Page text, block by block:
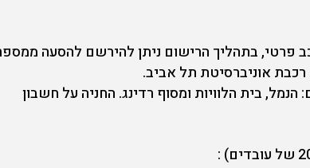
פרטי, בתהליך הרישום ניתן להירשם להסעה
אוניברסיטת תל אביב.
בית הלוויות ומסוף רדינג. החניה על חשבון
: